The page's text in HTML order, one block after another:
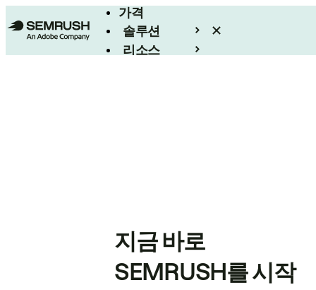
가격
솔루션
리소스
지금 바로
SEMRUSH를 시작